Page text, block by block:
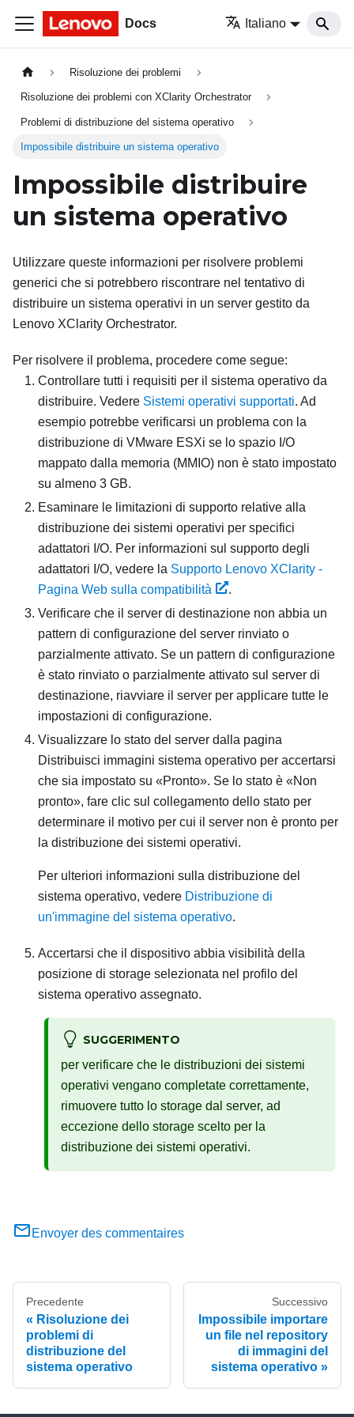
Docs Italiano
Risoluzione dei problemi
Risoluzione dei problemi con XClarity Orchestrator
Problemi di distribuzione del sistema operativo
Impossibile distribuire un sistema operativo
Impossibile distribuire
un sistema operativo
Utilizzare queste informazioni per risolvere problemi
generici che si potrebbero riscontrare nel tentativo di
distribuire un sistema operativi in un server gestito da
Lenovo XClarity Orchestrator.
Per risolvere il problema, procedere come segue:
Controllare tutti i requisiti per il sistema operativo da
distribuire. Vedere Sistemi operativi supportati. Ad
esempio potrebbe verificarsi un problema con la
distribuzione di VMware ESXi se lo spazio I/O
mappato dalla memoria (MMIO) non è stato impostato
su almeno 3 GB.
Esaminare le limitazioni di supporto relative alla
distribuzione dei sistemi operativi per specifici
adattatori I/O. Per informazioni sul supporto degli
adattatori I/O, vedere la Supporto Lenovo XClarity -
Pagina Web sulla compatibilità
.
Verificare che il server di destinazione non abbia un
pattern di configurazione del server rinviato o
parzialmente attivato. Se un pattern di configurazione
è stato rinviato o parzialmente attivato sul server di
destinazione, riavviare il server per applicare tutte le
impostazioni di configurazione.
Visualizzare lo stato del server dalla pagina
Distribuisci immagini sistema operativo per accertarsi
che sia impostato su
Pronto . Se lo stato è
Non
pronto , fare clic sul collegamento dello stato per
determinare il motivo per cui il server non è pronto per
la distribuzione dei sistemi operativi.
Per ulteriori informazioni sulla distribuzione del
sistema operativo, vedere Distribuzione di
un'immagine del sistema operativo.
Accertarsi che il dispositivo abbia visibilità della
posizione di storage selezionata nel profilo del
sistema operativo assegnato.
SUGGERIMENTO
per verificare che le distribuzioni dei sistemi
operativi vengano completate correttamente,
rimuovere tutto lo storage dal server, ad
eccezione dello storage scelto per la
distribuzione dei sistemi operativi.
Envoyer des commentaires
Precedente
Risoluzione dei
problemi di
distribuzione del
sistema operativo
Successivo
Impossibile importare
un file nel repository
di immagini del
sistema operativo